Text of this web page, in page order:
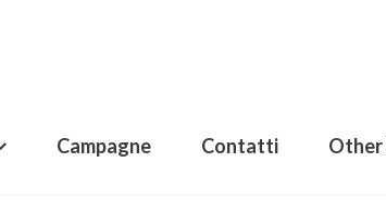
Campagne Contatti Other